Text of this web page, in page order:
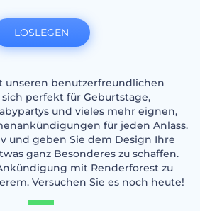
unseren benutzerfreundlichen
sich perfekt für Geburtstage,
und vieles mehr eignen,
für jeden Anlass.
und geben Sie dem Design Ihre
ganz Besonderes zu schaffen.
mit Renderforest zu
Versuchen Sie es noch heute!
LOSLEGEN